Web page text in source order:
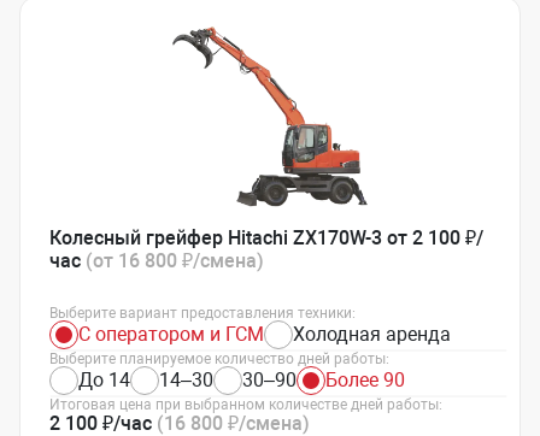
Колесный грейфер Hitachi ZX170W-3 от 2 100 ₽/
час (от 16 800 ₽/смена)
Выберите вариант предоставления техники:
С оператором и ГСМ Холодная аренда
Выберите планируемое количество дней работы:
До 14 14–30 30–90 Более 90
Итоговая цена при выбранном количестве дней работы:
2 100 ₽/час (16 800 ₽/смена)